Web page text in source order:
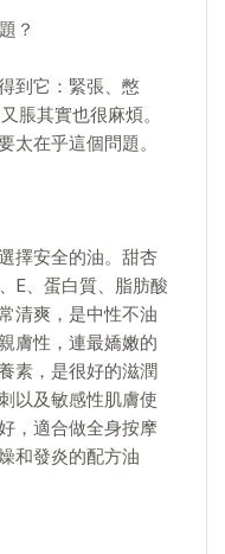
？
到它：緊張、憋
脹其實也很麻煩。
太在乎這個問題。
擇安全的油。甜杏
E、蛋白質、脂肪酸
清爽，是中性不油
膚性，連最嬌嫩的
素，是很好的滋潤
以及敏感性肌膚使
，適合做全身按摩
和發炎的配方油